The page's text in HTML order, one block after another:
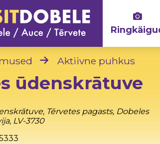
Aktiivne puhkus
ūdenskrātuve
Tērvetes pagasts, Dobeles
LV-3730